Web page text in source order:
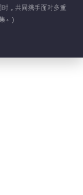
，共同携手面对多重
。)